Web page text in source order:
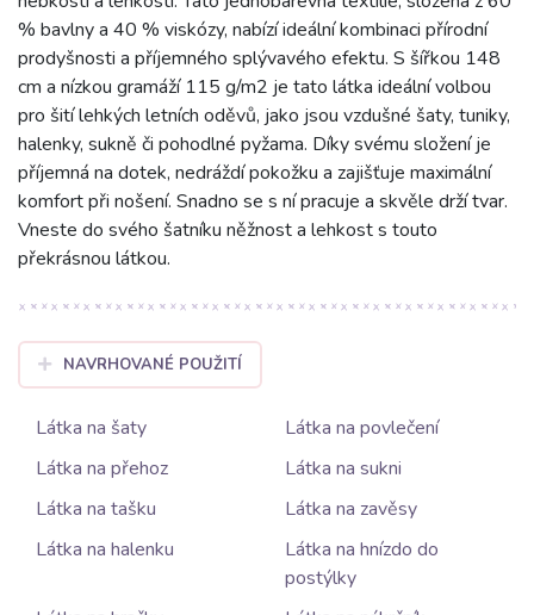
% bavlny a 40 % viskózy, nabízí ideální kombinaci přírodní
prodyšnosti a příjemného splývavého efektu. S šířkou 148
cm a nízkou gramáží 115 g/m2 je tato látka ideální volbou
pro šití lehkých letních oděvů, jako jsou vzdušné šaty, tuniky,
halenky, sukně či pohodlné pyžama. Díky svému složení je
příjemná na dotek, nedráždí pokožku a zajišťuje maximální
komfort při nošení. Snadno se s ní pracuje a skvěle drží tvar.
Vneste do svého šatníku něžnost a lehkost s touto
překrásnou látkou.
NAVRHOVANÉ POUŽITÍ
Látka na šaty
Látka na povlečení
Látka na přehoz
Látka na sukni
Látka na tašku
Látka na zavěsy
Látka na halenku
Látka na hnízdo do
postýlky